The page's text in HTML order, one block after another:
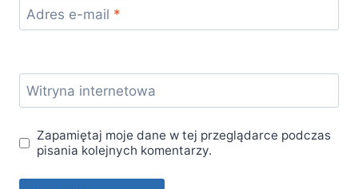
Adres e-mail *
Witryna internetowa
Zapamiętaj moje dane w tej przeglądarce podczas
pisania kolejnych komentarzy.